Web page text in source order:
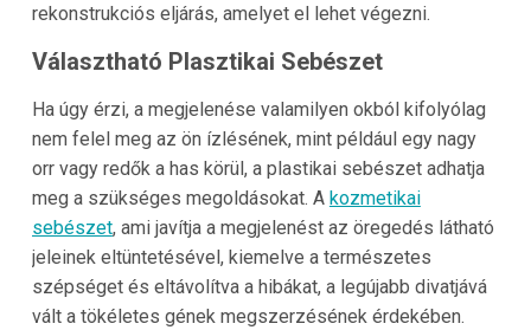
rekonstrukciós eljárás, amelyet el lehet végezni.
Választható Plasztikai Sebészet
Ha úgy érzi, a megjelenése valamilyen okból kifolyólag
nem felel meg az ön ízlésének, mint például egy nagy
orr vagy redők a has körül, a plastikai sebészet adhatja
meg a szükséges megoldásokat. A kozmetikai
sebészet, ami javítja a megjelenést az öregedés látható
jeleinek eltüntetésével, kiemelve a természetes
szépséget és eltávolítva a hibákat, a legújabb divatjává
vált a tökéletes gének megszerzésének érdekében.